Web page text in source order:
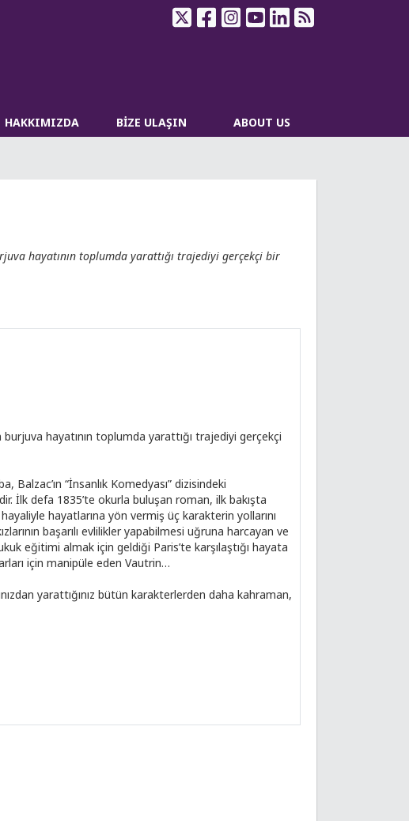
HAKKIMIZDA BİZE ULAŞIN ABOUT US
hayatının toplumda yarattığı trajediyi gerçekçi bir
hayatının toplumda yarattığı trajediyi gerçekçi
“İnsanlık Komedyası” dizisindeki
İlk defa 1835’te okurla buluşan roman, ilk bakışta
hayatlarına yön vermiş üç karakterin yollarını
başarılı evlilikler yapabilmesi uğruna harcayan ve
eğitimi almak için geldiği Paris’te karşılaştığı hayata
için manipüle eden Vautrin…
yarattığınız bütün karakterlerden daha kahraman,